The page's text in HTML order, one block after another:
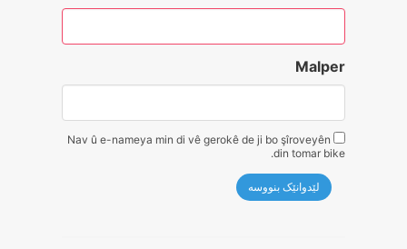
Malper
Nav û e-nameya min di vê gerokê de ji bo şîroveyên
din tomar bike.